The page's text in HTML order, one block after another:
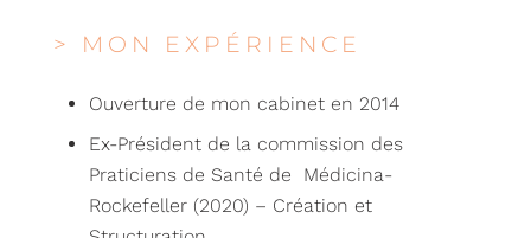
> MON EXPÉRIENCE
Ouverture de mon cabinet en 2014
Ex-Président de la commission des
Praticiens de Santé de Médicina-
Rockefeller (2020) – Création et